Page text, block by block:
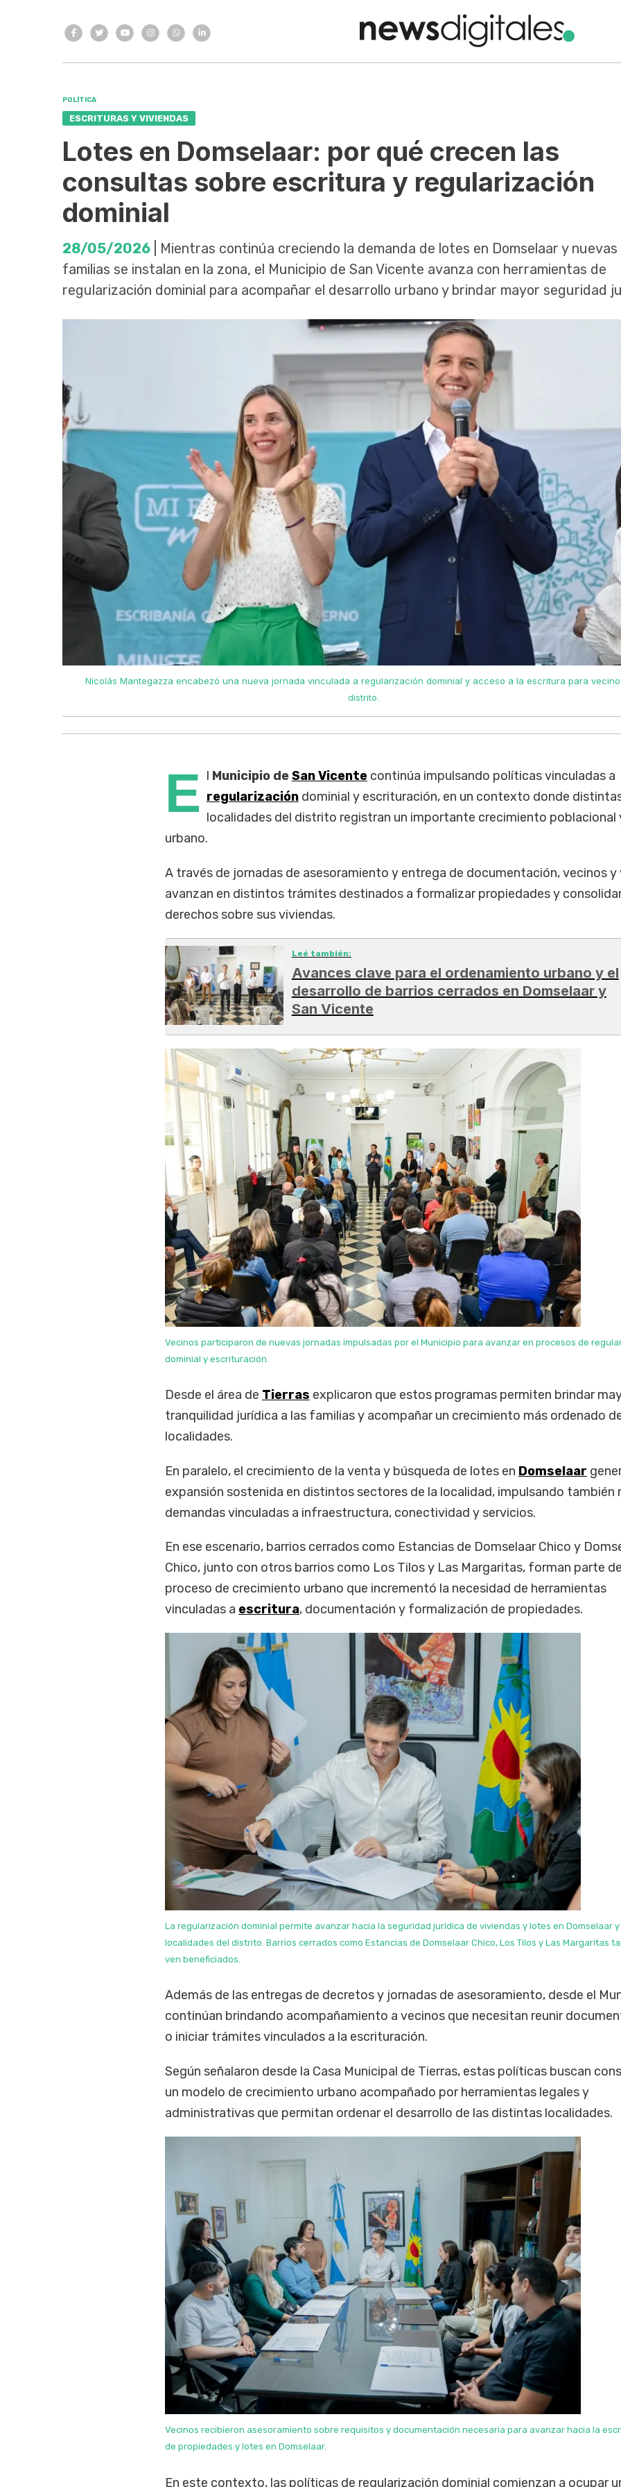
POLÍTICA
ESCRITURAS Y VIVIENDAS
Lotes en Domselaar: por qué crecen las
consultas sobre escritura y regularización
dominial
28/05/2026 | Mientras continúa creciendo la demanda de lotes en Domselaar y nuevas
familias se instalan en la zona, el Municipio de San Vicente avanza con herramientas de
regularización dominial para acompañar el desarrollo urbano y brindar mayor seguridad
Nicolás Mantegazza encabezó una nueva jornada vinculada a regularización dominial y acceso a la escritura para
distrito.
E l Municipio de San Vicente continúa impulsando políticas vinculadas a
regularizacióndominial y escrituración, en un contexto donde
localidades del distrito registran un importante crecimiento poblacional
urbano.
A través de jornadas de asesoramiento y entrega de documentación, vecinos y
avanzan en distintos trámites destinados a formalizar propiedades y
derechos sobre sus viviendas.
Leé también:
Avances clave para el ordenamiento urbano y el
desarrollo de barrios cerrados en Domselaar y
San Vicente
Vecinos participaron de nuevas jornadas impulsadas por el Municipio para avanzar en procesos de
dominial y escrituración.
Desde el área de Tierras explicaron que estos programas permiten brindar
tranquilidad jurídica a las familias y acompañar un crecimiento más ordenado
localidades.
En paralelo, el crecimiento de la venta y búsqueda de lotes en Domselaar
expansión sostenida en distintos sectores de la localidad, impulsando también
demandas vinculadas a infraestructura, conectividad y servicios.
En ese escenario, barrios cerrados como Estancias de Domselaar Chico y
Chico, junto con otros barrios como Los Tilos y Las Margaritas, forman parte
proceso de crecimiento urbano que incrementó la necesidad de herramientas
vinculadas a escritura, documentación y formalización de propiedades.
La regularización dominial permite avanzar hacia la seguridad jurídica de viviendas y lotes en Domselaar
localidades del distrito. Barrios cerrados como Estancias de Domselaar Chico, Los Tilos y Las Margaritas
ven beneficiados.
Además de las entregas de decretos y jornadas de asesoramiento, desde el
continúan brindando acompañamiento a vecinos que necesitan reunir
o iniciar trámites vinculados a la escrituración.
Según señalaron desde la Casa Municipal de Tierras, estas políticas buscan
un modelo de crecimiento urbano acompañado por herramientas legales y
administrativas que permitan ordenar el desarrollo de las distintas localidades.
Vecinos recibieron asesoramiento sobre requisitos y documentación necesaria para avanzar hacia la
de propiedades y lotes en Domselaar.
En este contexto, las políticas de regularización dominial comienzan a ocupar